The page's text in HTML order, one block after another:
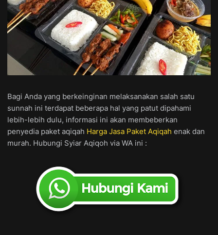
Bagi Anda yang berkeinginan melaksanakan salah satu
sunnah ini terdapat beberapa hal yang patut dipahami
lebih-lebih dulu, informasi ini akan membeberkan
penyedia paket aqiqah Harga Jasa Paket Aqiqah enak dan
murah. Hubungi Syiar Aqiqoh via WA ini :